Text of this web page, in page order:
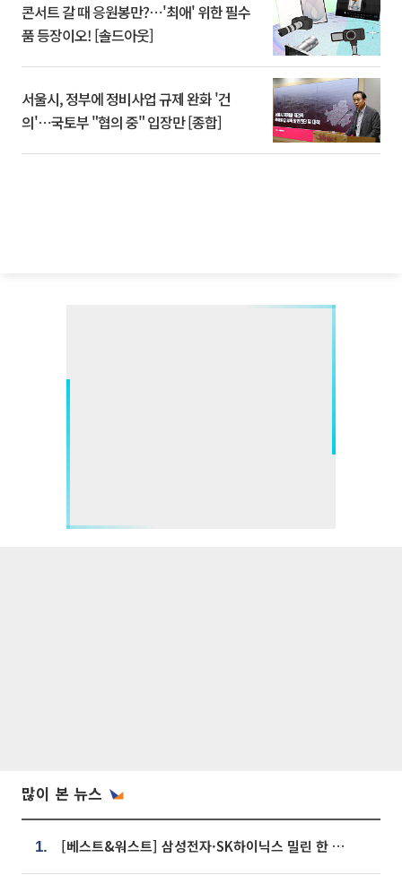
콘서트 갈 때 응원봉만?⋯'최애' 위한 필수
품 등장이오! [솔드아웃]
서울시, 정부에 정비사업 규제 완화 '건
의'⋯국토부 "협의 중" 입장만 [종합]
많이 본 뉴스
1. [베스트&워스트] 삼성전자·SK하이닉스 밀린 한 주…상상인증권은 85% 급등